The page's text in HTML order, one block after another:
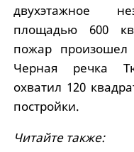
двухэтажное
площадью 600
пожар
Черная речка
охватил 120
постройки.
Читайте также: